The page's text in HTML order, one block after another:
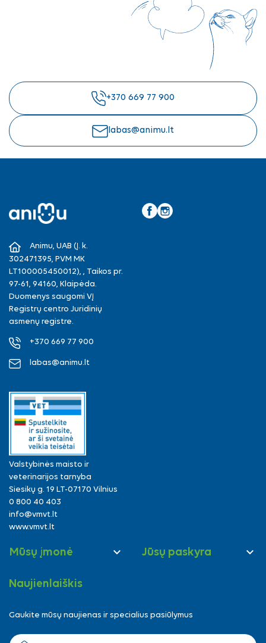
+370 669 77 900
labas@animu.lt
Animu, UAB (Į. k.
302471395, PVM MK
LT100005450012), , Taikos pr.
97-61, 94160, Klaipėda.
Duomenys saugomi VĮ
Registrų centro Juridinių
asmenų registre.
+370 669 77 900
labas@animu.lt
Valstybinės maisto ir
veterinarijos tarnyba
Siesikų g. 19 LT-07170 Vilnius
0 800 40 403
info@vmvt.lt
www.vmvt.lt
Mūsų įmonė  Jūsų paskyra 
Naujienlaiškis
Gaukite mūsų naujienas ir specialius pasiūlymus